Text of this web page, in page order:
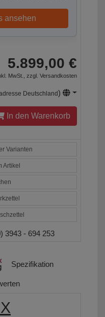
ansehen
5.899,00 €
MwSt., zzgl. Versandkosten
Deutschland)
In den Warenkorb
Varianten
Artikel
3943 - 694 253
Spezifikation